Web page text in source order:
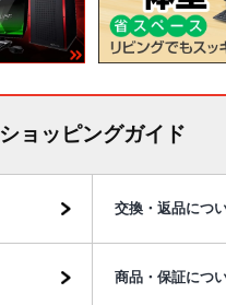
ショッピングガイド
交換・返品につ
商品・保証につ